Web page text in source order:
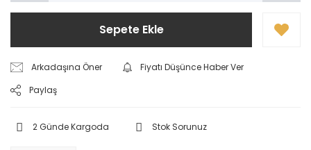
Sepete Ekle
Arkadaşına Öner
Fiyatı Düşünce Haber Ver
Paylaş
2 Günde Kargoda Stok Sorunuz